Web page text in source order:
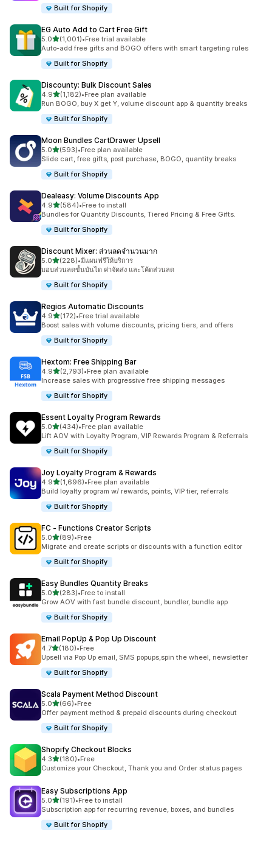
Built for Shopify
EG Auto Add to Cart Free Gift
5.0เต็ม 5 ดาว
(1,001)
ทั้งหมด 1001 รีวิว
•Free trial available
Auto-add free gifts and BOGO offers with smart targeting rules
Built for Shopify
Discounty: Bulk Discount Sales
4.9เต็ม 5 ดาว
(1,182)
ทั้งหมด 1182 รีวิว
•Free plan available
Run BOGO, buy X get Y, volume discount app & quantity breaks
Built for Shopify
Moon Bundles CartDrawer Upsell
5.0เต็ม 5 ดาว
(593)
ทั้งหมด 593 รีวิว
•Free plan available
Slide cart, free gifts, post purchase, BOGO, quantity breaks
Built for Shopify
Dealeasy: Volume Discounts App
4.9เต็ม 5 ดาว
(584)
ทั้งหมด 584 รีวิว
•Free to install
Bundles for Quantity Discounts, Tiered Pricing & Free Gifts.
Built for Shopify
Discount Mixer: ส่วนลดจำนวนมาก
5.0เต็ม 5 ดาว
(228)
ทั้งหมด 228 รีวิว
•มีแผนฟรีให้บริการ
มอบส่วนลดขั้นบันได ค่าจัดส่ง และโค้ดส่วนลด
Built for Shopify
Regios Automatic Discounts
4.9เต็ม 5 ดาว
(172)
ทั้งหมด 172 รีวิว
•Free trial available
Boost sales with volume discounts, pricing tiers, and offers
Built for Shopify
Hextom: Free Shipping Bar
4.9เต็ม 5 ดาว
(2,793)
ทั้งหมด 2793 รีวิว
•Free plan available
Increase sales with progressive free shipping messages
Built for Shopify
Essent Loyalty Program Rewards
5.0เต็ม 5 ดาว
(434)
ทั้งหมด 434 รีวิว
•Free plan available
Lift AOV with Loyalty Program, VIP Rewards Program & Referrals
Built for Shopify
Joy Loyalty Program & Rewards
4.9เต็ม 5 ดาว
(1,696)
ทั้งหมด 1696 รีวิว
•Free plan available
Build loyalty program w/ rewards, points, VIP tier, referrals
Built for Shopify
FC ‑ Functions Creator Scripts
5.0เต็ม 5 ดาว
(89)
ทั้งหมด 89 รีวิว
•Free
Migrate and create scripts or discounts with a function editor
Built for Shopify
Easy Bundles Quantity Breaks
5.0เต็ม 5 ดาว
(283)
ทั้งหมด 283 รีวิว
•Free to install
Grow AOV with fast bundle discount, bundler, bundle app
Built for Shopify
Email PopUp & Pop Up Discount
4.7เต็ม 5 ดาว
(180)
ทั้งหมด 180 รีวิว
•Free
Upsell via Pop Up email, SMS popups,spin the wheel, newsletter
Built for Shopify
Scala Payment Method Discount
5.0เต็ม 5 ดาว
(66)
ทั้งหมด 66 รีวิว
•Free
Offer payment method & prepaid discounts during checkout
Built for Shopify
Shopify Checkout Blocks
4.3เต็ม 5 ดาว
(180)
ทั้งหมด 180 รีวิว
•Free
Customize your Checkout, Thank you and Order status pages
Easy Subscriptions App
5.0เต็ม 5 ดาว
(191)
ทั้งหมด 191 รีวิว
•Free to install
Subscription app for recurring revenue, boxes, and bundles
Built for Shopify